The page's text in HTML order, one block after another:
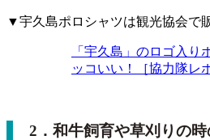
▼宇久島ポロシャツは観光協会で
「宇久島」のロゴ入り
ッコいい！［協力隊レ
2．和牛飼育や草刈りの時